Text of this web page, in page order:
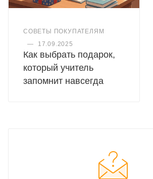
СОВЕТЫ ПОКУПАТЕЛЯМ
—
17.09.2025
Как выбрать подарок,
который учитель
запомнит навсегда